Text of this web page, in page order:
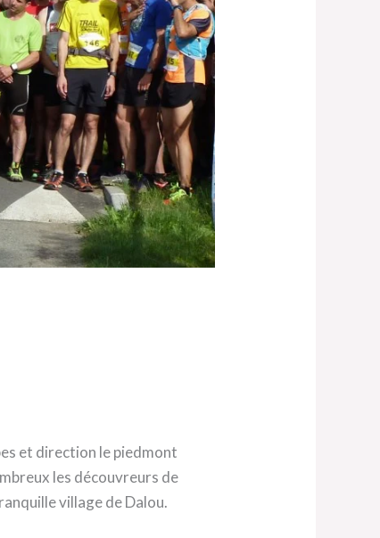
et direction le piedmont
les découvreurs de
village de Dalou.